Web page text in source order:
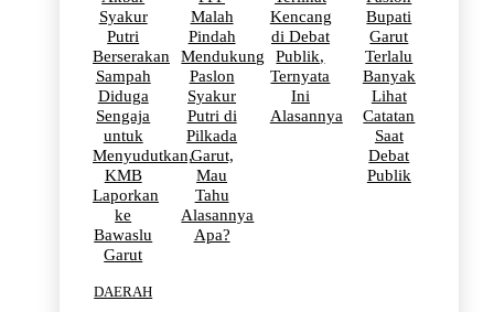
Syakur
Putri
Berserakan
Sampah
Diduga
Sengaja
untuk
Menyudutkan,
KMB
Laporkan
ke
Bawaslu
Garut
Malah
Pindah
Mendukung
Paslon
Syakur
Putri di
Pilkada
Garut,
Mau
Tahu
Alasannya
Apa?
Kencang
di Debat
Publik,
Ternyata
Ini
Alasannya
Bupati
Garut
Terlalu
Banyak
Lihat
Catatan
Saat
Debat
Publik
DAERAH